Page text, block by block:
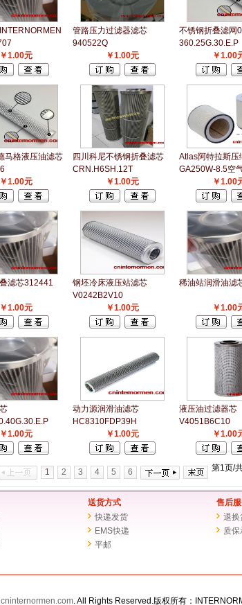
￥1.00元
管路压力过滤器滤芯
940522Q
￥1.00元
不锈钢折叠滤网
360.25G.30.E.P
￥1.00
马格液压油滤芯
￥1.00元
四川科尼不锈钢折叠滤芯
CRN.H6SH.12T
￥1.00元
Atlas阿特拉斯压
GA250W-8.5空
￥1.00
滤芯312441
￥1.00元
钢坯冷床液压站滤芯
V0242B2V10
￥1.00元
稀油站润滑油滤
￥1.00
￥1.00元
动力源润滑油滤芯
HC8310FDP39H
￥1.00元
液压油过滤器芯
V4051B6C10
￥1.00
第1页/
1 2 3 4 5 6
送货方式
快递发货
EMS快递
平邮
售后
退换
质保
cninternormen.com. All Rights Reserved.版权所有：